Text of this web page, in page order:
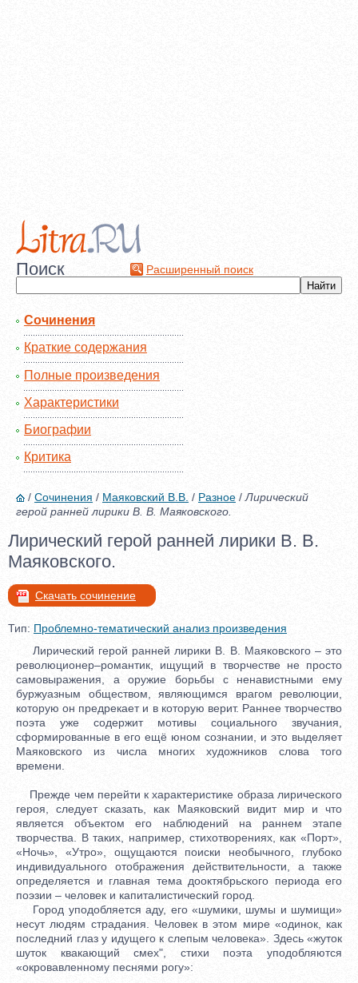
Поиск Расширенный поиск
Сочинения
Краткие содержания
Полные произведения
Характеристики
Биографии
Критика
/ Сочинения / Маяковский В.В. / Разное / Лирический
герой ранней лирики В. В. Маяковского.
Лирический герой ранней лирики В. В.
Маяковского.
Скачать сочинение
Тип: Проблемно-тематический анализ произведения
Лирический герой ранней лирики В. В. Маяковского – это
революционер–романтик, ищущий в творчестве не просто
самовыражения, а оружие борьбы с ненавистными ему
буржуазным обществом, являющимся врагом революции,
которую он предрекает и в которую верит. Раннее творчество
поэта уже содержит мотивы социального звучания,
сформированные в его ещё юном сознании, и это выделяет
Маяковского из числа многих художников слова того
времени.
Прежде чем перейти к характеристике образа лирического
героя, следует сказать, как Маяковский видит мир и что
является объектом его наблюдений на раннем этапе
творчества. В таких, например, стихотворениях, как «Порт»,
«Ночь», «Утро», ощущаются поиски необычного, глубоко
индивидуального отображения действительности, а также
определяется и главная тема дооктябрьского периода его
поэзии – человек и капиталистический город.
Город уподобляется аду, его «шумики, шумы и шумищи»
несут людям страдания. Человек в этом мире «одинок, как
последний глаз у идущего к слепым человека». Здесь «жуток
шуток квакающий смех", стихи поэта уподобляются
«окровавленному песнями рогу»: